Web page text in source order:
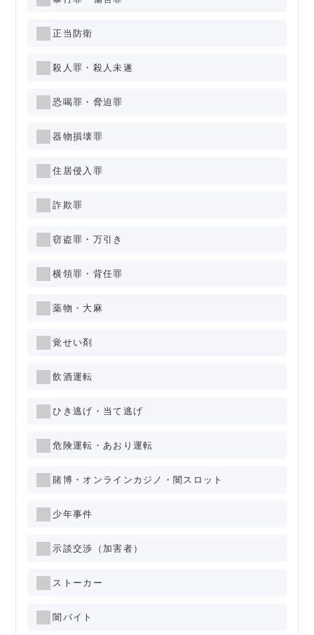
正当防衛
殺人罪・殺人未遂
恐喝罪・脅迫罪
器物損壊罪
住居侵入罪
詐欺罪
窃盗罪・万引き
横領罪・背任罪
薬物・大麻
覚せい剤
飲酒運転
ひき逃げ・当て逃げ
危険運転・あおり運転
賭博・オンラインカジノ・闇スロット
少年事件
示談交渉（加害者）
ストーカー
闇バイト